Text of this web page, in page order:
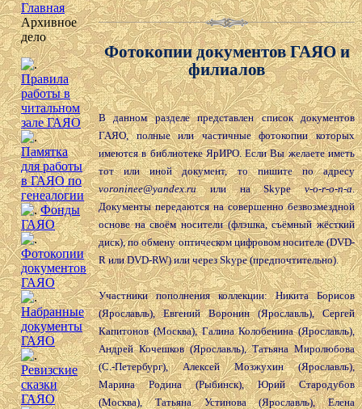
Главная
Архивное
дело
Правила
работы в
читальном
зале ГАЯО
Памятка
для работы
в ГАЯО по
генеалогии
Фонды
ГАЯО
Фотокопии
документов
ГАЯО
Набранные
документы
ГАЯО
Ревизские
сказки
ГАЯО
Фотокопии документов ГАЯО и
филиалов
В данном разделе представлен список документов
ГАЯО, полные или частичные фотокопии которых
имеются в библиотеке ЯрИРО. Если Вы желаете иметь
тот или иной документ, то пишите по адресу
voroninee@yandex.ruили на Skypev-o-r-o-n-a.
Документы передаются на совершенно безвозмездной
основе на своём носители (флэшка, съёмный жёсткий
диск), по обмену оптическом цифровом носителе (DVD-
R или DVD-RW) или через Skype (предпочтительно).
Участники пополнения коллекции: Никита Борисов
(Ярославль), Евгений Воронин (Ярославль), Сергей
Капитонов (Москва), Галина Колобенина (Ярославль),
Андрей Кочешков (Ярославль), Татьяна Миролюбова
(С.-Петербург), Алексей Мозжухин (Ярославль),
Марина Родина (Рыбинск), Юрий Стародубов
(Москва), Татьяна Устинова (Ярославль), Елена